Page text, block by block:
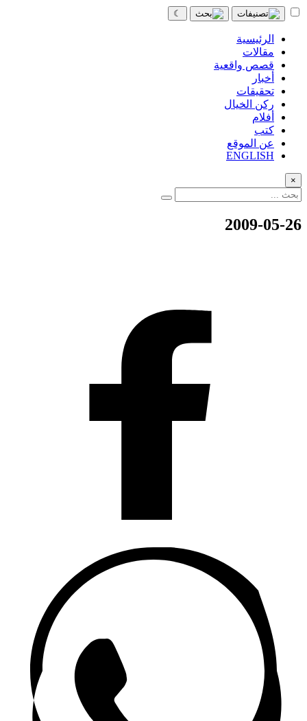
☾
الرئيسية
مقالات
قصص واقعية
أخبار
تحقيقات
ركن الخيال
أفلام
كتب
عن الموقع
ENGLISH
×
2009-05-26